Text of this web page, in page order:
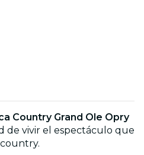
Country Grand Ole Opry
de vivir el espectáculo que
country.